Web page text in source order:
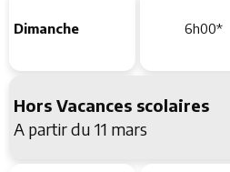
Dimanche 6h00*
Hors Vacances scolaires
A partir du 11 mars